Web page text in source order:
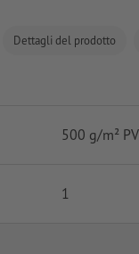
Dettagli del prodotto
500 g/m²
1